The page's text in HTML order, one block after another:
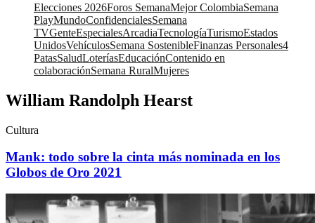
Elecciones 2026Foros SemanaMejor ColombiaSemana
PlayMundoConfidencialesSemana
TVGenteEspecialesArcadiaTecnologíaTurismoEstados
UnidosVehículosSemana SostenibleFinanzas Personales4
PatasSaludLoteríasEducaciónContenido en
colaboraciónSemana RuralMujeres
William Randolph Hearst
Cultura
Mank: todo sobre la cinta más nominada en los
Globos de Oro 2021